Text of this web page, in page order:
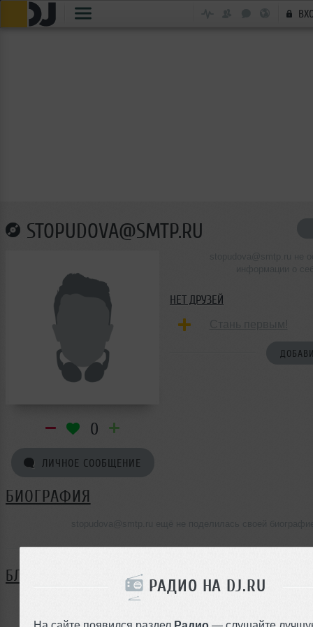
РАДИО НА DJ.RU
На сайте появился раздел Радио — слушайте
STOPUDOVA@SMTP.RU
0
ЛИЧНОЕ СООБЩЕНИЕ
НЕТ ДРУЗЕЙ
БИОГРАФИЯ
БЛОГ